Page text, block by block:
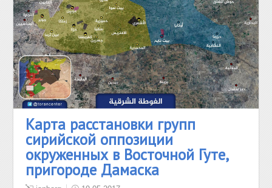
Карта расстановки групп
сирийской оппозиции
окруженных в Восточной Гуте,
пригороде Дамаска